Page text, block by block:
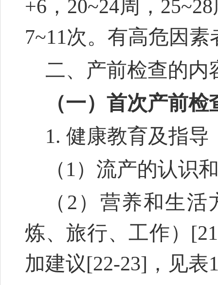
+6，20~24周，
7~11次。有高危因
二、产前检查的内
（一）首次产前
1. 健康教育及指导
（1）流产的认识
（2）营养和生
炼、旅行、工作）
加建议[22-23] ，见表